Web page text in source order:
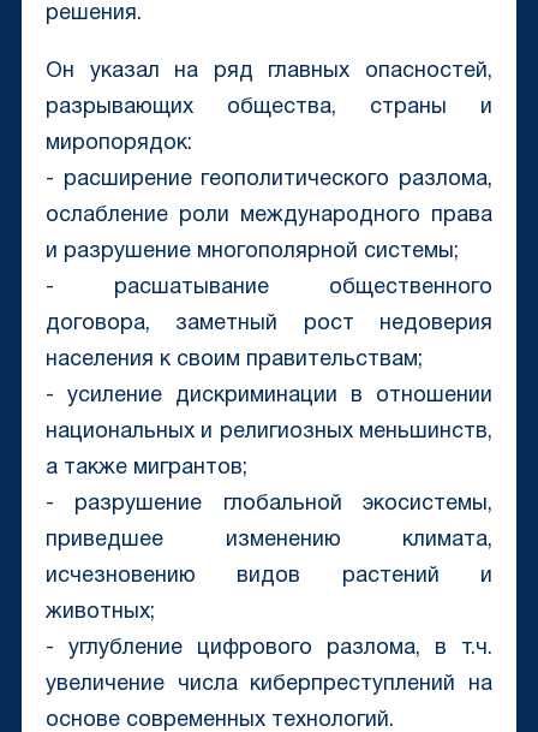
решения.
Он указал на ряд главных опасностей,
разрывающих общества, страны и
миропорядок:
- расширение геополитического разлома,
ослабление роли международного права
и разрушение многополярной системы;
- расшатывание общественного
договора, заметный рост недоверия
населения к своим правительствам;
- усиление дискриминации в отношении
национальных и религиозных меньшинств,
а также мигрантов;
- разрушение глобальной экосистемы,
приведшее изменению климата,
исчезновению видов растений и
животных;
- углубление цифрового разлома, в т.ч.
увеличение числа киберпреступлений на
основе современных технологий.